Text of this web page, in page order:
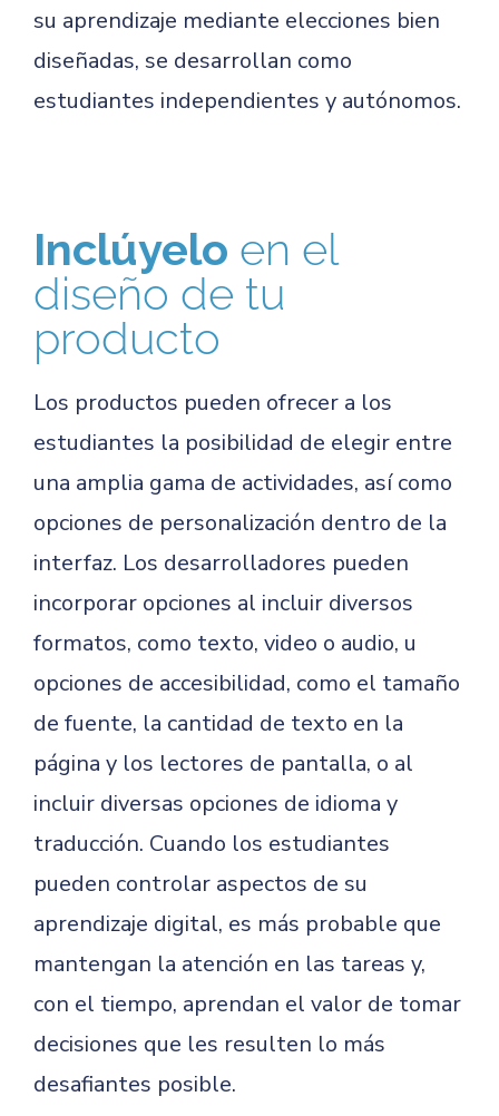
su aprendizaje mediante elecciones bien
diseñadas, se desarrollan como
estudiantes independientes y autónomos.
Inclúyelo en el
diseño de tu
producto
Los productos pueden ofrecer a los
estudiantes la posibilidad de elegir entre
una amplia gama de actividades, así como
opciones de personalización dentro de la
interfaz. Los desarrolladores pueden
incorporar opciones al incluir diversos
formatos, como texto, video o audio, u
opciones de accesibilidad, como el tamaño
de fuente, la cantidad de texto en la
página y los lectores de pantalla, o al
incluir diversas opciones de idioma y
traducción. Cuando los estudiantes
pueden controlar aspectos de su
aprendizaje digital, es más probable que
mantengan la atención en las tareas y,
con el tiempo, aprendan el valor de tomar
decisiones que les resulten lo más
desafiantes posible.